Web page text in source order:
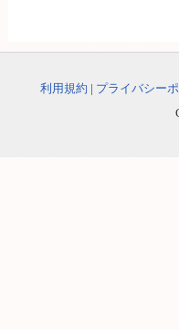
利用規約 | プライバシー